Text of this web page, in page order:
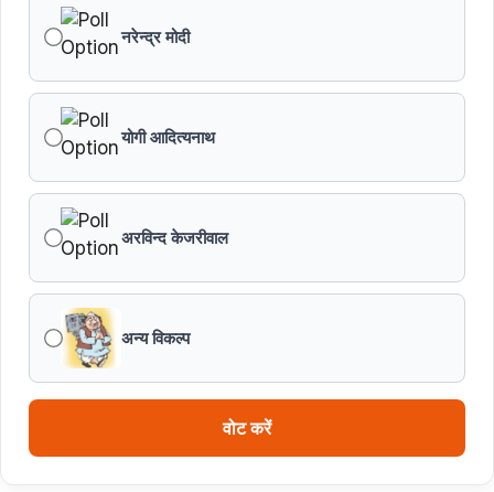
जन सेवा में संवेदनशीलता ही सुशासन की पहचान : मुख्यमंत्री डॉ.
प्रशिक्षु छात्राएं आत्मविश्वास रखें, तकनीकी दक्षता के साथ अपनी
जड़ों से जुड़े : मुख्यमंत्री डॉ. यादव
प्रत्येक शुक्रवार को दौरे पर रहेंगे अधिकारी : मुख्यमंत्री डॉ. यादव
हथकरघा, हमारी समृद्धशाली सांस्कृतिक विरासत, कौशल और
आत्मनिर्भरता का सशक्त प्रतीक है : मुख्यमंत्री डॉ. यादव
मुख्यमंत्री डॉ. यादव ने गुरु हरकिशन साहिब के प्रकाश पर्व पर दी
बधाई
नरेन्द्र मोदी
योगी आदित्यनाथ
अरविन्द केजरीवाल
अन्य विकल्प
वोट करें